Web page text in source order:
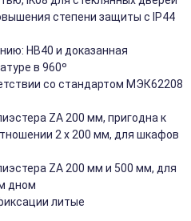
степени защиты с IP44
HB40 и доказанная
в 960º
со стандартом МЭК62208
ZA 200 мм, пригодна к
2 x 200 мм, для шкафов
ZA 200 мм и 500 мм, для
дном
литые